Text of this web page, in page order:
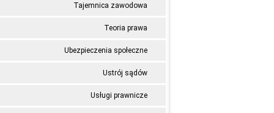
Tajemnica zawodowa
Teoria prawa
Ubezpieczenia społeczne
Ustrój sądów
Usługi prawnicze